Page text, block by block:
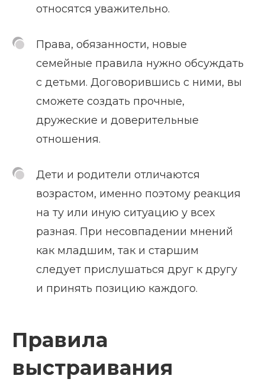
относятся уважительно.
Права, обязанности, новые
семейные правила нужно обсуждать
с детьми. Договорившись с ними, вы
сможете создать прочные,
дружеские и доверительные
отношения.
Дети и родители отличаются
возрастом, именно поэтому реакция
на ту или иную ситуацию у всех
разная. При несовпадении мнений
как младшим, так и старшим
следует прислушаться друг к другу
и принять позицию каждого.
Правила
выстраивания